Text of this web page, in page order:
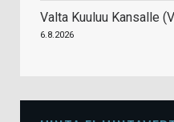
Valta Kuuluu Kansalle
6.8.2026